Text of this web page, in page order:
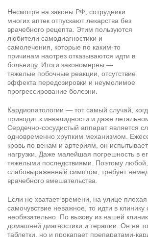
Несмотря на законы РФ, сотрудники
многих аптек отпускают лекарства без
врачебного рецепта. Этим пользуются
любители самодиагностики и
самолечения, которые по каким-то
причинам наотрез отказываются идти в
больницу. Итоги закономерны —
тяжелые побочные реакции, отсутствие
эффекта передозировки и неумолимое
прогрессирование болезни.
Кардиопатологии — тот самый случай,
приводит к инвалидности и даже
Сердечно-сосудистый аппарат является
одновременно хрупким механизмом.
кровь по венам и артериям, он
нагрузки. Даже малейшая погрешность в
тяжелыми последствиями. Поэтому
слабовыраженный симптом, требует
врачебного вмешательства.
Если не хватает времени, на улице плохая
самочувствие неважное, то идти в клинику
необязательно. По вызову из нашей
домашней диагностики и терапии. Он не
таблетки, но и прокапает препаратами-